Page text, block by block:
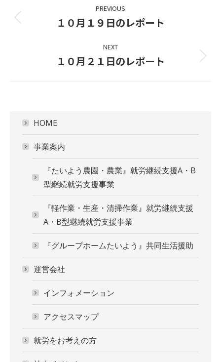
navigation
PREVIOUS
Previous
１０月１９日のレポート
NEXT
Next
１０月２１日のレポート
HOME
事業案内
『たいよう農園・農業』就労継続支援A・B
型継続就労支援事業
『軽作業・生産・清掃作業』就労継続支援
A・B型継続就労支援事業
『グループホームたいよう』共同生活援助
運営会社
インフォメーション
アクセスマップ
就労をお考えの方